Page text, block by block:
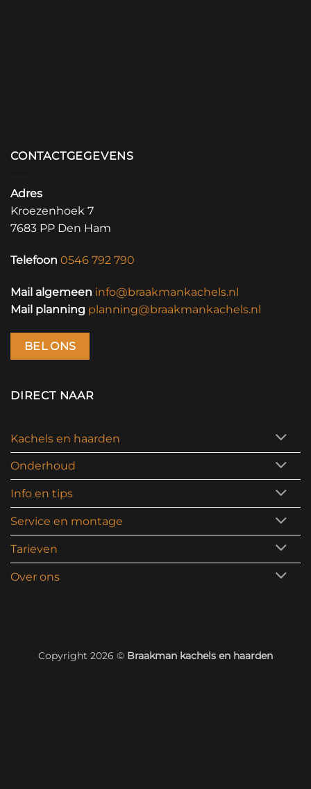
CONTACTGEGEVENS
Adres
Kroezenhoek 7
7683 PP Den Ham
Telefoon 0546 792 790
Mail algemeen info@braakmankachels.nl
Mail planning planning@braakmankachels.nl
BEL ONS
DIRECT NAAR
Kachels en haarden
Onderhoud
Info en tips
Service en montage
Tarieven
Over ons
Copyright 2026 © Braakman kachels en haarden